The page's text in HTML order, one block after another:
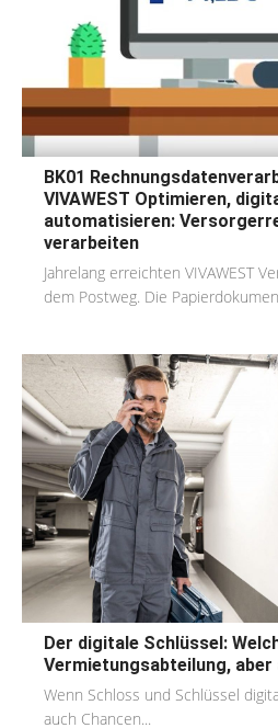
BK01
VIVAWEST Optimieren,
automatisieren:
verarbeiten
Jahrelang erreichten VIVAWEST
dem Postweg. Die
Der digitale Schlüssel:
Vermietungsabteilung, aber
Wenn Schloss und Schlüssel
auch Chancen...